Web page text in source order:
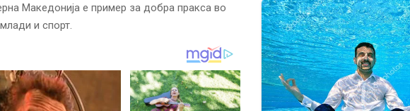
Македонија е пример за добра пракса во
и спорт.